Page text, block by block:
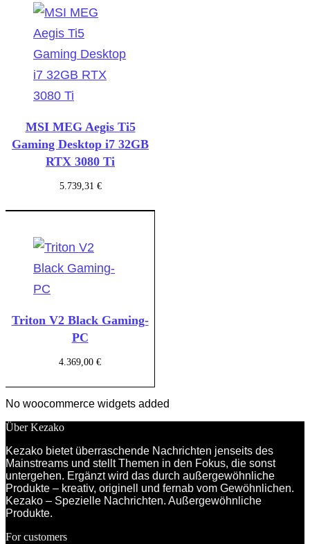
26,99 €
MSI MEG Aegis Ti5
Gaming Desktop i7 32GB
RTX 3080 Ti
5.739,31 €
Triton V2 Black Gaming-
PC
4.369,00 €
No woocommerce widgets added
Über Kezako
Kezako bietet überraschende Nachrichten jenseits des
Mainstreams und stellt Themen in den Fokus, die sonst
untergehen. Ergänzt wird das durch außergewöhnliche
Produkte – kreativ, originell und fernab vom Gewöhnlichen.
Kezako – Spezielle Nachrichten. Außergewöhnliche
Produkte.
For customers